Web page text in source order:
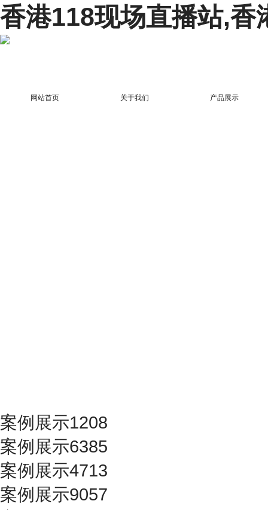
香港118现场直播站,香
网站首页 关于我们 产品展示
案例展示1208
案例展示6385
案例展示4713
案例展示9057